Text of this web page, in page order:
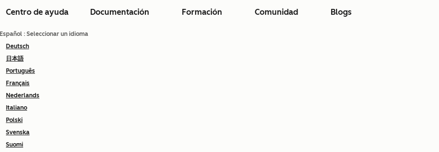
Centro de ayuda Documentación Formación Comunidad Blogs
Español : Seleccionar un idioma
Deutsch
日本語
Português
Français
Nederlands
Italiano
Polski
Svenska
Suomi